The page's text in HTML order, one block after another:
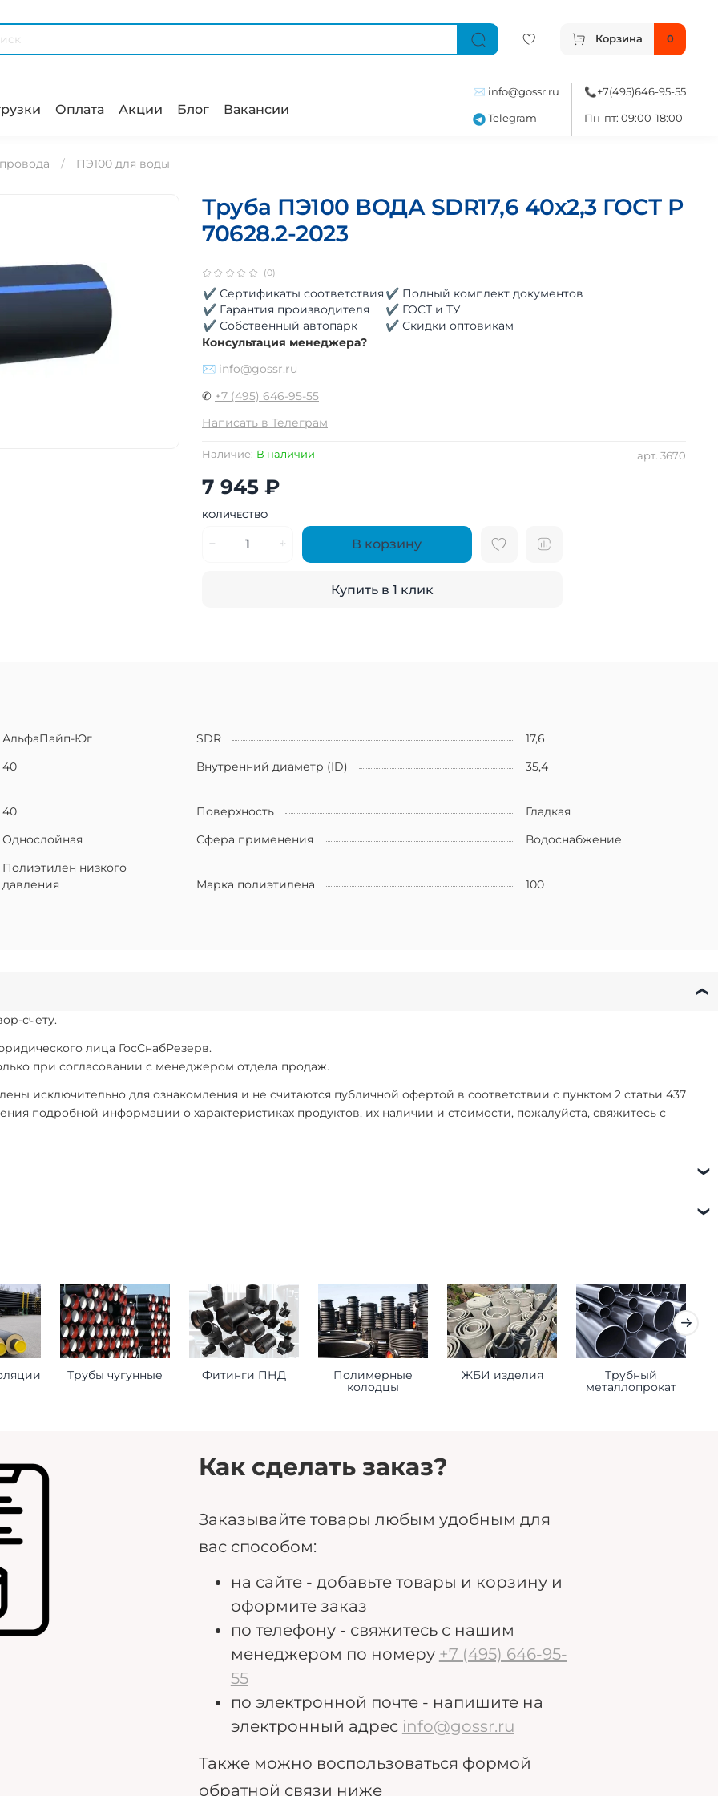
Корзина 0
Оплата Акции Блог Вакансии
✉️ info@gossr.ru
Telegram
📞+7(495)646-95-55
Пн-пт: 09:00-18:00
ПЭ100 для воды
(0)
арт. 3670
Наличие: В наличии
Труба ПЭ100 ВОДА SDR17,6 40х2,3 ГОСТ Р
70628.2-2023
7 945 ₽
КОЛИЧЕСТВО
В корзину
Купить в 1 клик
✔ Сертификаты соответствия ✔ Полный комплект документов
✔ Гарантия производителя
✔ ГОСТ и ТУ
✔ Собственный автопарк
✔ Скидки оптовикам
Консультация менеджера?
✉ info@gossr.ru
✆ +7 (495) 646-95-55
Написать в Телеграм
АльфаПайп-Юг SDR
17,6
40 Внутренний диаметр (ID)
35,4
40 Поверхность
Гладкая
Однослойная Сфера применения Водоснабжение
Полиэтилен низкого
давления
Марка полиэтилена 100
счету.
лица ГосСнабРезерв.
при согласовании с менеджером отдела продаж.
исключительно для ознакомления и не считаются публичной офертой в соответствии с пунктом 2 статьи 437
подробной информации о характеристиках продуктов, их наличии и стоимости, пожалуйста, свяжитесь с
заказа
нам следующую информацию при оформлении заказа:
будет принимать груз на месте доставки.
Трубы чугунные Фитинги ПНД
Полимерные
колодцы
ЖБИ изделия
Трубный
металлопрокат
Как сделать заказ?
Заказывайте товары любым удобным для
вас способом:
на сайте - добавьте товары и корзину и
оформите заказ
по телефону - свяжитесь с нашим
менеджером по номеру +7 (495) 646-95-
55
по электронной почте - напишите на
электронный адрес info@gossr.ru
Также можно воспользоваться формой
обратной связи ниже